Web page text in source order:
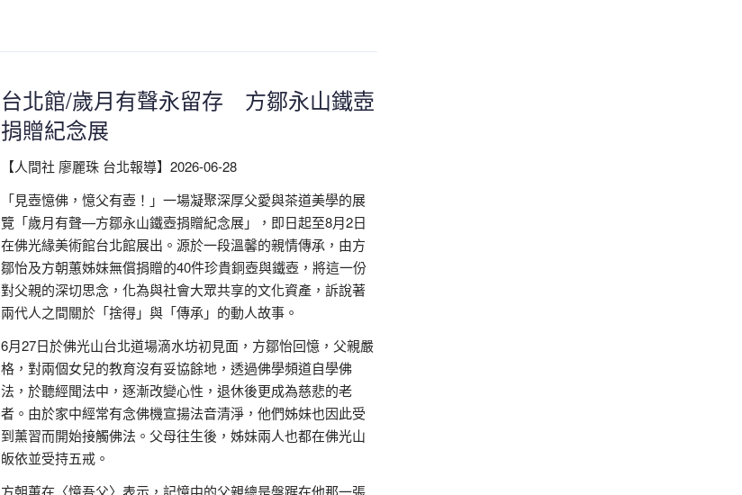
台北館/歲月有聲永留存 方鄒永山鐵壺
捐贈紀念展
【人間社 廖麗珠 台北報導】2026-06-28
「見壺憶佛，憶父有壺！」一場凝聚深厚父愛與茶道美學的展
覽「歲月有聲—方鄒永山鐵壺捐贈紀念展」，即日起至8月2日
在佛光緣美術館台北館展出。源於一段溫馨的親情傳承，由方
鄒怡及方朝蕙姊妹無償捐贈的40件珍貴銅壺與鐵壺，將這一份
對父親的深切思念，化為與社會大眾共享的文化資產，訴說著
兩代人之間關於「捨得」與「傳承」的動人故事。
6月27日於佛光山台北道場滴水坊初見面，方鄒怡回憶，父親嚴
格，對兩個女兒的教育沒有妥協餘地，透過佛學頻道自學佛
法，於聽經聞法中，逐漸改變心性，退休後更成為慈悲的老
者。由於家中經常有念佛機宣揚法音清淨，他們姊妹也因此受
到薰習而開始接觸佛法。父母往生後，姊妹兩人也都在佛光山
皈依並受持五戒。
方朝蕙在〈憶吾父〉表示，記憶中的父親總是盤踞在他那一張